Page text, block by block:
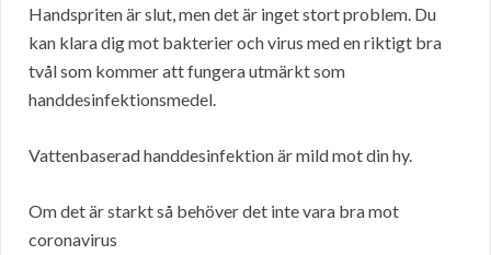
Handspriten är slut, men det är inget stort problem. Du
kan klara dig mot bakterier och virus med en riktigt bra
tvål som kommer att fungera utmärkt som
handdesinfektionsmedel.
Vattenbaserad handdesinfektion är mild mot din hy.
Om det är starkt så behöver det inte vara bra mot
coronavirus